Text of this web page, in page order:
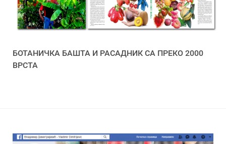
БОТАНИЧКА БАШТА И РАСАДНИК СА ПРЕКО 2000
ВРСТА